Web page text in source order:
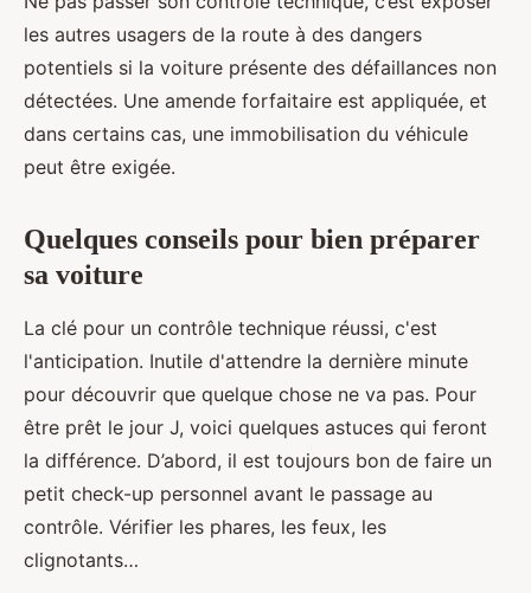
les autres usagers de la route à des dangers
potentiels si la voiture présente des défaillances non
détectées. Une amende forfaitaire est appliquée, et
dans certains cas, une immobilisation du véhicule
peut être exigée.
Quelques conseils pour bien préparer
sa voiture
La clé pour un contrôle technique réussi, c'est
l'anticipation. Inutile d'attendre la dernière minute
pour découvrir que quelque chose ne va pas. Pour
être prêt le jour J, voici quelques astuces qui feront
la différence. D’abord, il est toujours bon de faire un
petit check-up personnel avant le passage au
contrôle. Vérifier les phares, les feux, les
clignotants…